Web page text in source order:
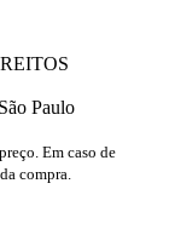
Paulo
Em caso de
compra.